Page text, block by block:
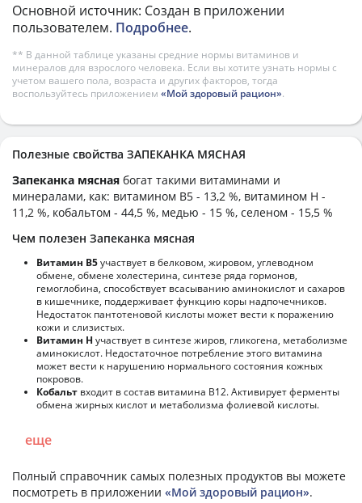
Основной источник: Создан в приложении
пользователем. Подробнее.
** В данной таблице указаны средние нормы витаминов и
минералов для взрослого человека. Если вы хотите узнать нормы с
учетом вашего пола, возраста и других факторов, тогда
воспользуйтесь приложением «Мой здоровый рацион».
Полезные свойства ЗАПЕКАНКА МЯСНАЯ
Запеканка мясная богат такими витаминами и
минералами, как: витамином B5 - 13,2 %, витамином H -
11,2 %, кобальтом - 44,5 %, медью - 15 %, селеном - 15,5 %
Чем полезен Запеканка мясная
Витамин В5участвует в белковом, жировом, углеводном
обмене, обмене холестерина, синтезе ряда гормонов,
гемоглобина, способствует всасыванию аминокислот и сахаров
в кишечнике, поддерживает функцию коры надпочечников.
Недостаток пантотеновой кислоты может вести к поражению
кожи и слизистых.
Витамин Н участвует в синтезе жиров, гликогена, метаболизме
аминокислот. Недостаточное потребление этого витамина
может вести к нарушению нормального состояния кожных
покровов.
Кобальт входит в состав витамина В12. Активирует ферменты
обмена жирных кислот и метаболизма фолиевой кислоты.
еще
Полный справочник самых полезных продуктов вы можете
посмотреть в приложении «Мой здоровый рацион».